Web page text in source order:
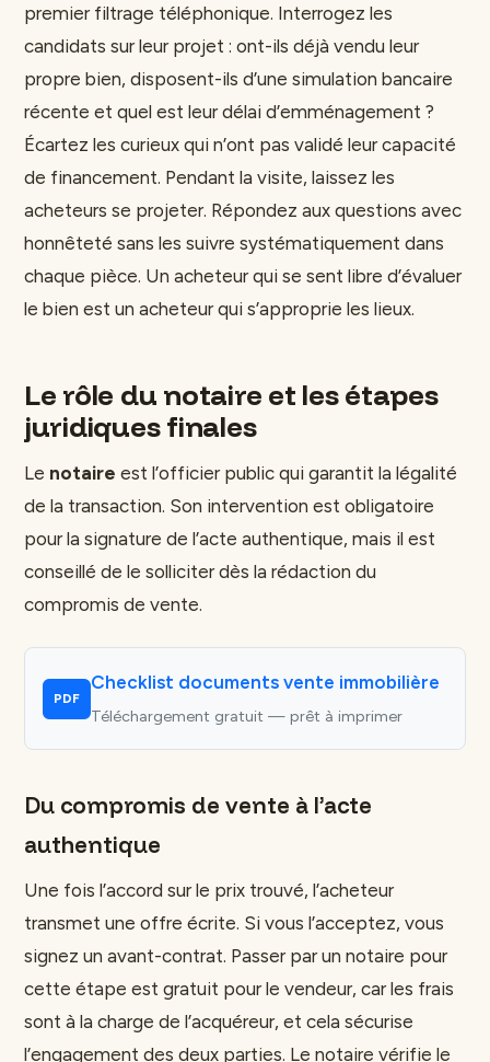
premier filtrage téléphonique. Interrogez les
candidats sur leur projet : ont-ils déjà vendu leur
propre bien, disposent-ils d’une simulation bancaire
récente et quel est leur délai d’emménagement ?
Écartez les curieux qui n’ont pas validé leur capacité
de financement. Pendant la visite, laissez les
acheteurs se projeter. Répondez aux questions avec
honnêteté sans les suivre systématiquement dans
chaque pièce. Un acheteur qui se sent libre d’évaluer
le bien est un acheteur qui s’approprie les lieux.
Le rôle du notaire et les étapes
juridiques finales
Le notaire est l’officier public qui garantit la légalité
de la transaction. Son intervention est obligatoire
pour la signature de l’acte authentique, mais il est
conseillé de le solliciter dès la rédaction du
compromis de vente.
PDF
Checklist documents vente immobilière
Téléchargement gratuit — prêt à imprimer
Du compromis de vente à l’acte
authentique
Une fois l’accord sur le prix trouvé, l’acheteur
transmet une offre écrite. Si vous l’acceptez, vous
signez un avant-contrat. Passer par un notaire pour
cette étape est gratuit pour le vendeur, car les frais
sont à la charge de l’acquéreur, et cela sécurise
l’engagement des deux parties. Le notaire vérifie le